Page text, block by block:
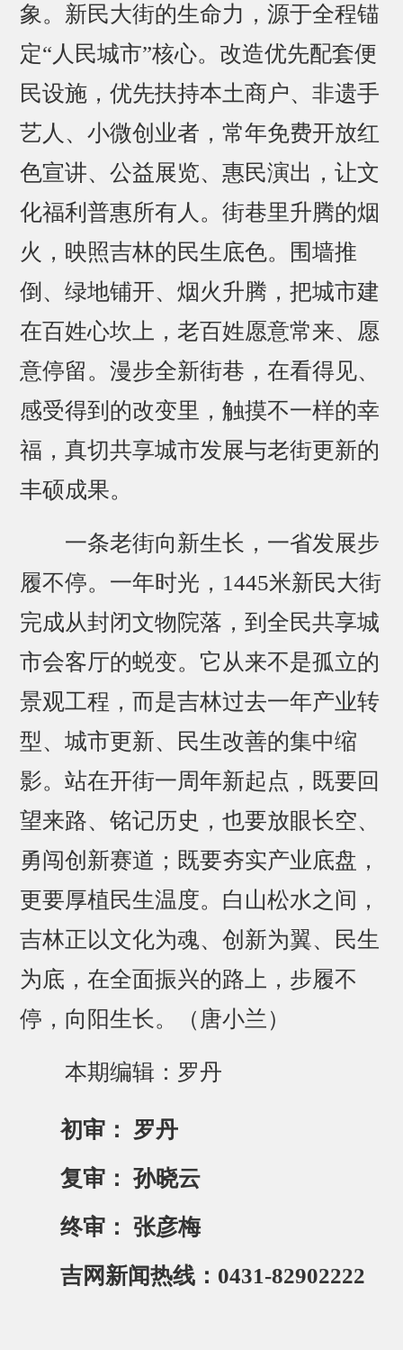
象。新民大街的生命力，源于全程锚
定“人民城市”核心。改造优先配套便
民设施，优先扶持本土商户、非遗手
艺人、小微创业者，常年免费开放红
色宣讲、公益展览、惠民演出，让文
化福利普惠所有人。街巷里升腾的烟
火，映照吉林的民生底色。围墙推
倒、绿地铺开、烟火升腾，把城市建
在百姓心坎上，老百姓愿意常来、愿
意停留。漫步全新街巷，在看得见、
感受得到的改变里，触摸不一样的幸
福，真切共享城市发展与老街更新的
丰硕成果。
一条老街向新生长，一省发展步
履不停。一年时光，1445米新民大街
完成从封闭文物院落，到全民共享城
市会客厅的蜕变。它从来不是孤立的
景观工程，而是吉林过去一年产业转
型、城市更新、民生改善的集中缩
影。站在开街一周年新起点，既要回
望来路、铭记历史，也要放眼长空、
勇闯创新赛道；既要夯实产业底盘，
更要厚植民生温度。白山松水之间，
吉林正以文化为魂、创新为翼、民生
为底，在全面振兴的路上，步履不
停，向阳生长。（唐小兰）
本期编辑：罗丹
初审： 罗丹
复审： 孙晓云
终审： 张彦梅
吉网新闻热线：0431-82902222